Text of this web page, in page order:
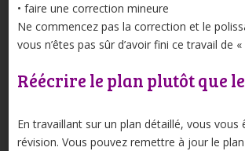
• faire une correction mineure
Ne commencez pas la correction et le
vous n’êtes pas sûr d’avoir fini ce travail de
Réécrire le plan plutôt que
En travaillant sur un plan détaillé, vous vous
révision. Vous pouvez remettre à jour le